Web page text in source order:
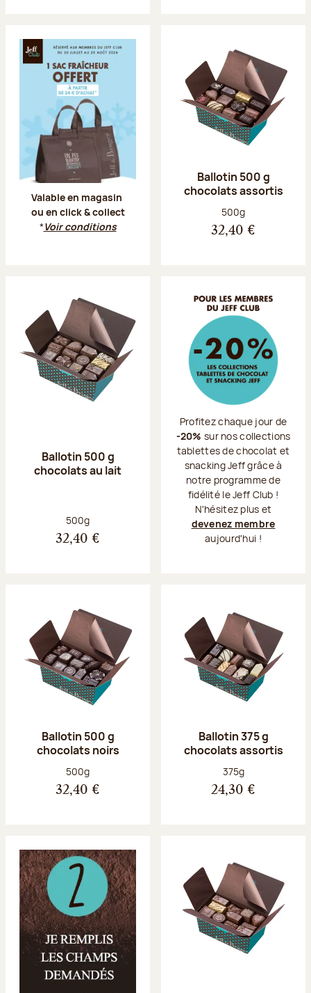
Valable en magasin
ou en click & collect
*Voir conditions
Ballotin 500 g
chocolats assortis
Poids net :
500g
32,40 €
Ballotin 500 g
chocolats au lait
Poids net :
500g
32,40 €
Profitez chaque jour de
-20% sur nos collections
tablettes de chocolat et
snacking Jeff grâce à
notre programme de
fidélité le Jeff Club !
N'hésitez plus et
devenez membre
aujourd'hui !
Ballotin 500 g
chocolats noirs
Poids net :
500g
32,40 €
Ballotin 375 g
chocolats assortis
Poids net :
375g
24,30 €